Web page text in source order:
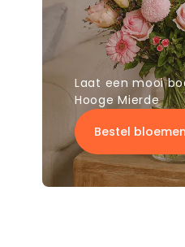
Laat een mooi
Hooge Mierde
Bestel bloemen